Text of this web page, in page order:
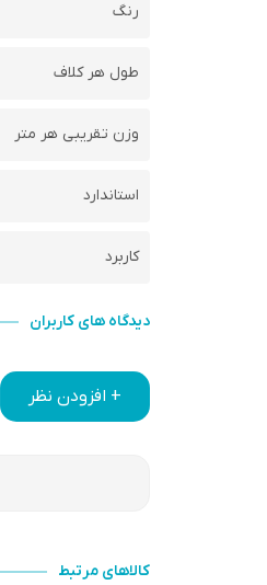
رنگ
طول هر کلاف
وزن تقریبی هر متر
استاندارد
کاربرد
دیدگاه های کاربران
+ افزودن نظر
کالاهای مرتبط